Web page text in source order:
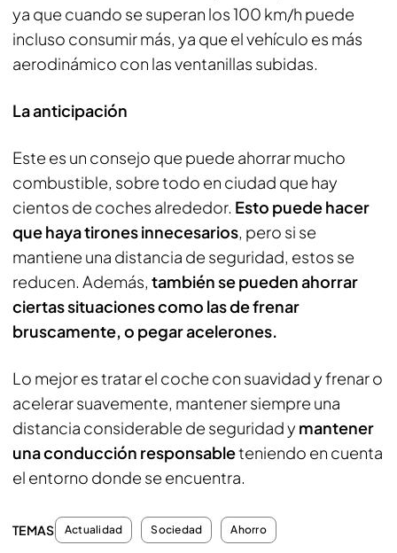
ya que cuando se superan los 100 km/h puede
incluso consumir más, ya que el vehículo es más
aerodinámico con las ventanillas subidas.
La anticipación
Este es un consejo que puede ahorrar mucho
combustible, sobre todo en ciudad que hay
cientos de coches alrededor. Esto puede hacer
que haya tirones innecesarios, pero si se
mantiene una distancia de seguridad, estos se
reducen. Además, también se pueden ahorrar
ciertas situaciones como las de frenar
bruscamente, o pegar acelerones.
Lo mejor es tratar el coche con suavidad y frenar o
acelerar suavemente, mantener siempre una
distancia considerable de seguridad y mantener
una conducción responsableteniendo en cuenta
el entorno donde se encuentra.
TEMAS Actualidad Sociedad Ahorro